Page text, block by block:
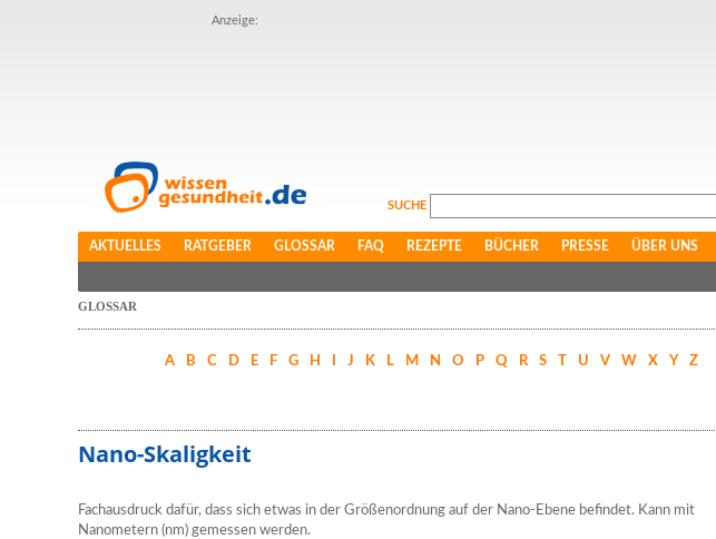
Anzeige:
SUCHE
AKTUELLES RATGEBER GLOSSAR FAQ REZEPTE BÜCHER PRESSE ÜBER UNS
GLOSSAR
A B C D E F G H J K L M N O P Q R S T U V W X Y Z
Nano-Skaligkeit
Fachausdruck dafür, dass sich etwas in der Größenordnung auf der Nano-Ebene befindet. Kann mit
Nanometern (nm) gemessen werden.